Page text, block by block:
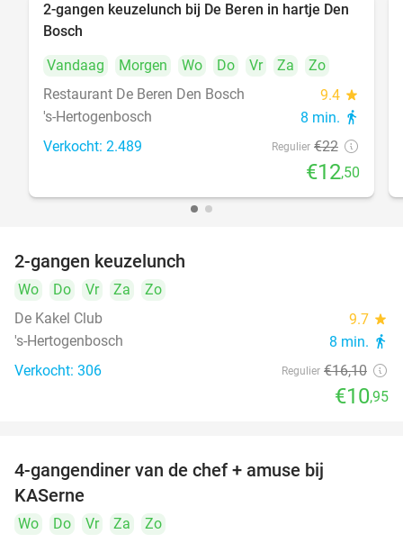
43%
2-gangen keuzelunch bij De Beren in hartje Den
Bosch
Vandaag
Morgen Wo Do Vr Za
Zo
Restaurant De Beren Den Bosch
9.4 star
's-Hertogenbosch 8 min. directions_walk
Verkocht: 2.489 Regulier €22
€12,50
2-gangen keuzelunch
Wo Do Vr Za
Zo
De Kakel Club
9.7 star
's-Hertogenbosch 8 min. directions_walk
Verkocht: 306 Regulier €16,10
€10,95
4-gangendiner van de chef + amuse bij
KASerne
Wo Do Vr Za
Zo